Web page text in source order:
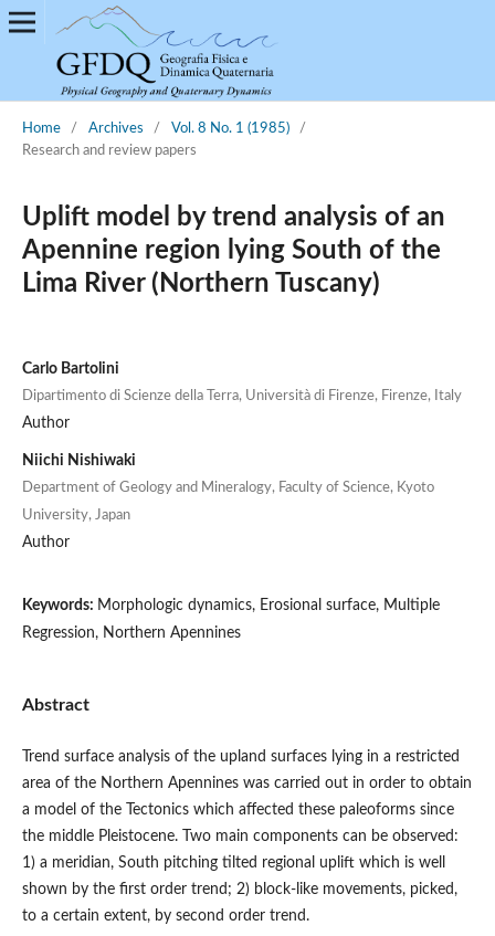
Home / Archives / Vol. 8 No. 1 (1985)
/
Research and review papers
Uplift model by trend analysis of an
Apennine region lying South of the
Lima River (Northern Tuscany)
Carlo Bartolini
Dipartimento di Scienze della Terra, Università di Firenze, Firenze, Italy
Author
Niichi Nishiwaki
Department of Geology and Mineralogy, Faculty of Science, Kyoto
University, Japan
Author
Keywords: Morphologic dynamics, Erosional surface, Multiple
Regression, Northern Apennines
Abstract
Trend surface analysis of the upland surfaces lying in a restricted
area of the Northern Apennines was carried out in order to obtain
a model of the Tectonics which affected these paleoforms since
the middle Pleistocene. Two main components can be observed:
1) a meridian, South pitching tilted regional uplift which is well
shown by the first order trend; 2) block-like movements, picked,
to a certain extent, by second order trend.